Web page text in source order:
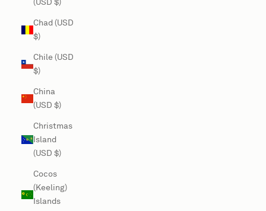
(USD $)
Chad (USD
$)
Chile (USD
$)
China
(USD $)
Christmas
Island
(USD $)
Cocos
(Keeling)
Islands